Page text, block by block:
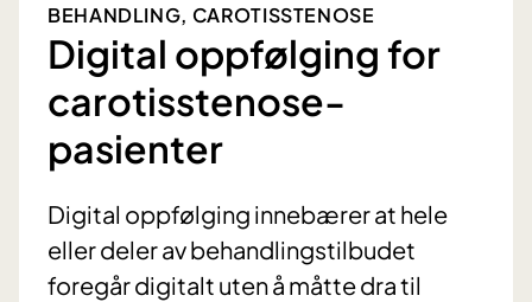
BEHANDLING, CAROTISSTENOSE
Digital oppfølging for
carotisstenose-
pasienter
Digital oppfølging innebærer at hele
eller deler av behandlingstilbudet
foregår digitalt uten å måtte dra til